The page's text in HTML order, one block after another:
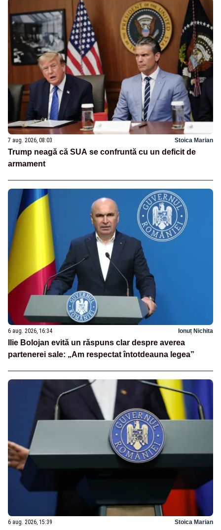
7 aug. 2026, 08:03 Stoica Marian
Trump neagă că SUA se confruntă cu un deficit de
armament
6 aug. 2026, 16:34 Ionuț Nichita
Ilie Bolojan evită un răspuns clar despre averea
partenerei sale: „Am respectat întotdeauna legea”
6 aug. 2026, 15:39 Stoica Marian